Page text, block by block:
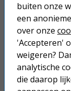
Op
Superscherpe
Niet goed geld
Gratis
buiten onze
een
over onze
'Accepteren'
weigeren?
analytische
die daarop